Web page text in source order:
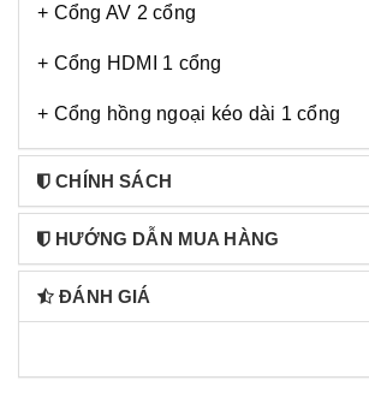
+ Cổng AV 2 cổng
+ Cổng HDMI 1 cổng
+ Cổng hồng ngoại kéo dài 1 cổng
CHÍNH SÁCH
HƯỚNG DẪN MUA HÀNG
ĐÁNH GIÁ